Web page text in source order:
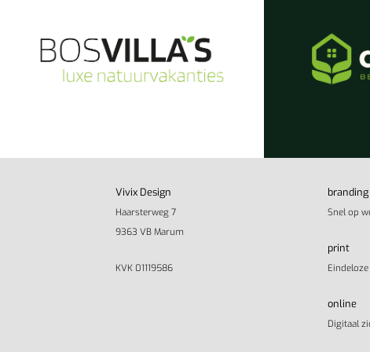
Vivix Design
Haarsterweg 7
9363 VB Marum
KVK 01119586
branding
Snel op
print
online
Digitaal